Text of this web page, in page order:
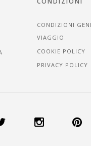
CONDIZIONI
VIAGGIO
COOKIE POLICY
PRIVACY POLICY